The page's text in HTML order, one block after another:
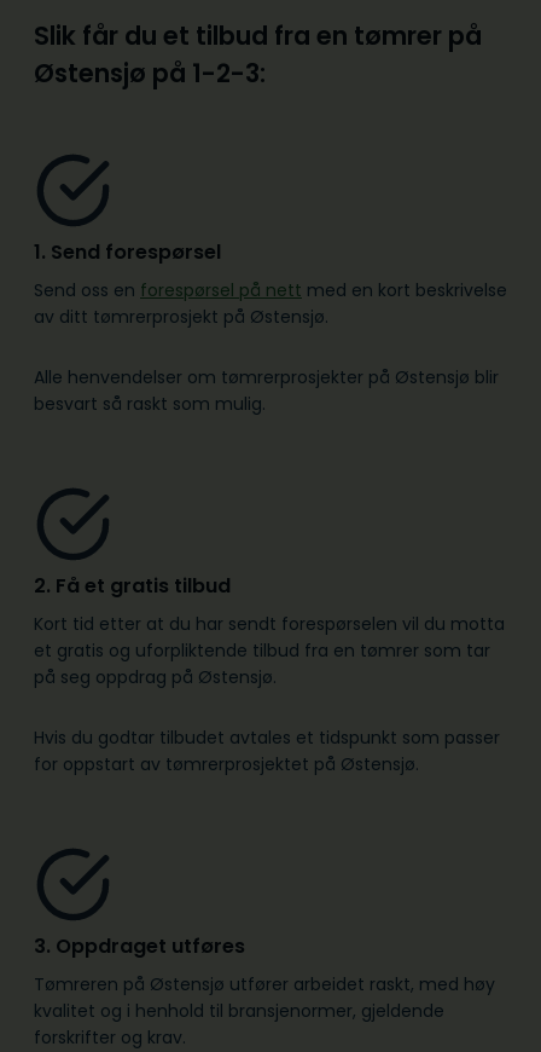
Slik får du et tilbud fra en tømrer på
Østensjø på 1-2-3:
1. Send forespørsel
Send oss en forespørsel på nett med en kort beskrivelse
av ditt tømrerprosjekt på Østensjø.
Alle henvendelser om tømrerprosjekter på Østensjø blir
besvart så raskt som mulig.
2. Få et gratis tilbud
Kort tid etter at du har sendt forespørselen vil du motta
et gratis og uforpliktende tilbud fra en tømrer som tar
på seg oppdrag på Østensjø.
Hvis du godtar tilbudet avtales et tidspunkt som passer
for oppstart av tømrerprosjektet på Østensjø.
3. Oppdraget utføres
Tømreren på Østensjø utfører arbeidet raskt, med høy
kvalitet og i henhold til bransje­normer, gjeldende
forskrifter og krav.